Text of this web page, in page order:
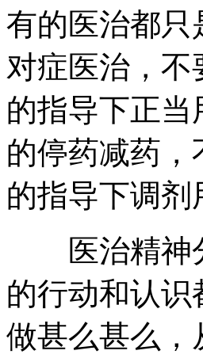
有的医治都只
对症医治，
的指导下正
的停药减药
的指导下调剂
医治精神分
的行动和认
做甚么甚么，